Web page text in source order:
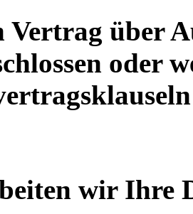
Vertrag über
oder
wir Ihre